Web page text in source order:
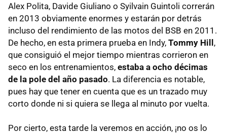
Alex Polita, Davide Giuliano o Syilvain Guintoli correrán
en 2013 obviamente enormes y estarán por detrás
incluso del rendimiento de las motos del BSB en 2011.
De hecho, en esta primera prueba en Indy, Tommy Hill,
que consiguió el mejor tiempo mientras corrieron en
seco en los entrenamientos, estaba a ocho décimas
de la pole del año pasado. La diferencia es notable,
pues hay que tener en cuenta que es un trazado muy
corto donde ni si quiera se llega al minuto por vuelta.
Por cierto, esta tarde la veremos en acción, ¡no os lo